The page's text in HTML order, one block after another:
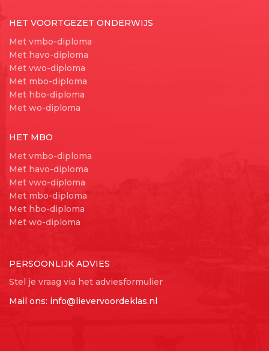
HET VOORTGEZET ONDERWIJS
Met vmbo-diploma
Met havo-diploma
Met vwo-diploma
Met mbo-diploma
Met hbo-diploma
Met wo-diploma
HET MBO
Met vmbo-diploma
Met havo-diploma
Met vwo-diploma
Met mbo-diploma
Met hbo-diploma
Met wo-diploma
PERSOONLIJK ADVIES
Stel je vraag via het adviesformulier
Mail ons: info@lievervoordeklas.nl